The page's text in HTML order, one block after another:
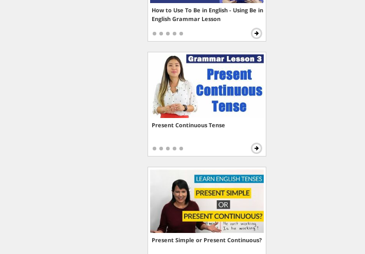
How to Use To Be in English - Using Be in
English Grammar Lesson
Present Continuous Tense
Present Simple or Present Continuous?